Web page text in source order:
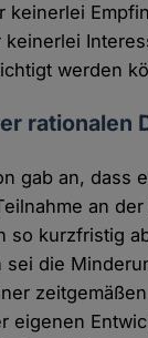
keinerlei
keinerlei
werden
rationalen
gab an, dass
an
so kurzfristig
sei die
eigenen